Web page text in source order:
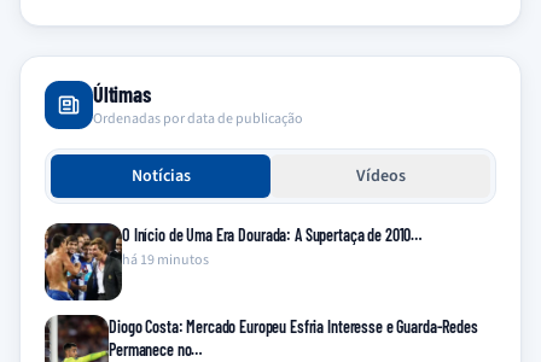
Últimas
Ordenadas por data de publicação
Notícias Vídeos
O Início de Uma Era Dourada: A Supertaça de 2010…
há 19 minutos
Diogo Costa: Mercado Europeu Esfria Interesse e Guarda-Redes
Permanece no…